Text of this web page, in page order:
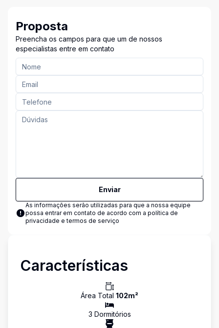
Proposta
Preencha os campos para que um de nossos
especialistas entre em contato
Enviar
As informações serão utilizadas para que a nossa equipe
possa entrar em contato de acordo com a política de
privacidade e termos de serviço
Características
Área Total 102m²
3 Dormitórios